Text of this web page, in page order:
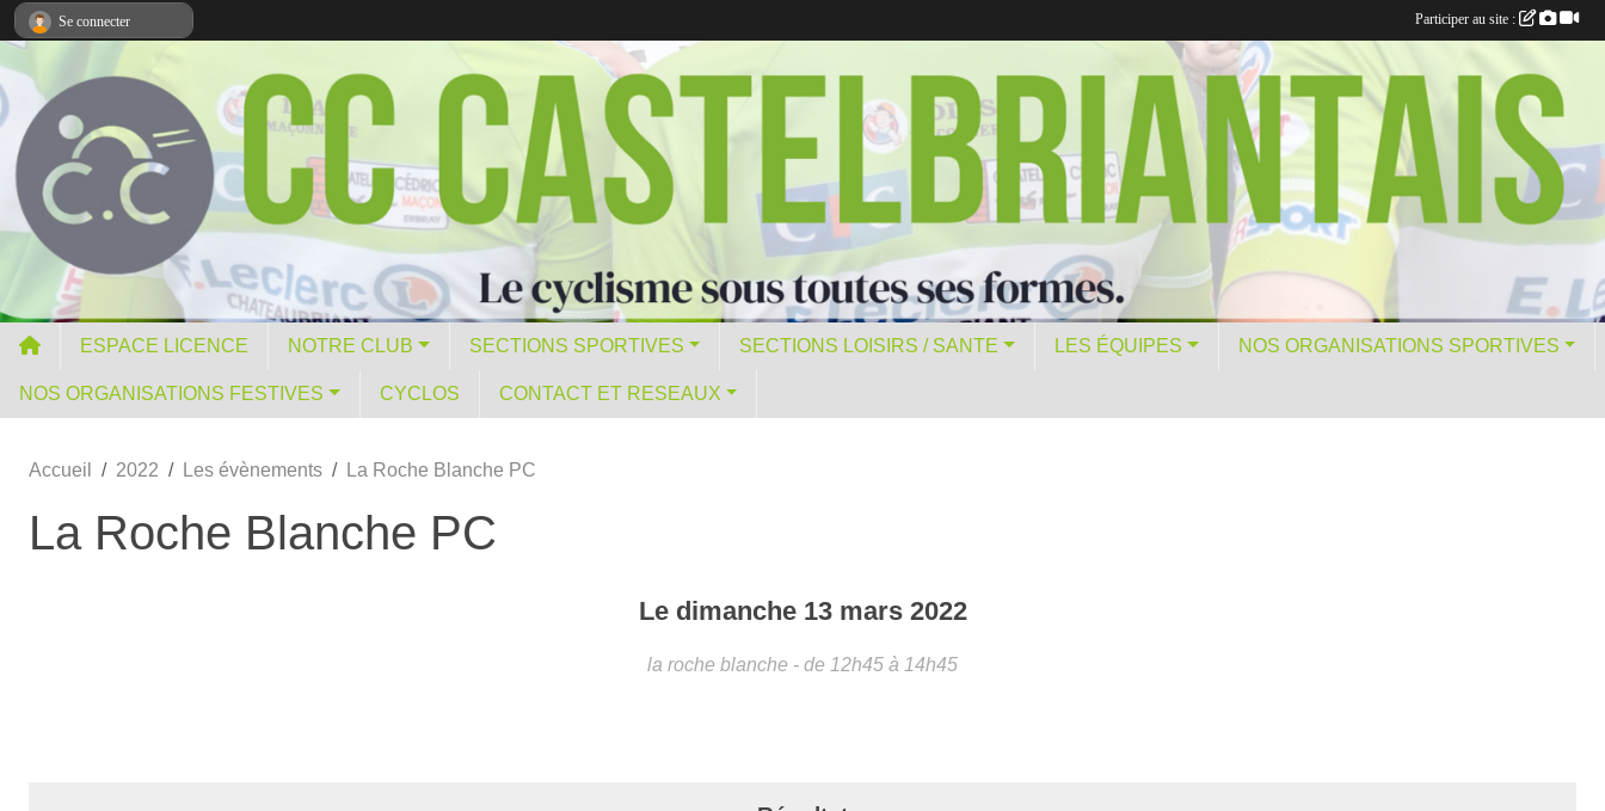
ESPACE LICENCE NOTRE CLUB SECTIONS SPORTIVES SECTIONS LOISIRS / SANTE LES ÉQUIPES NOS ORGANISATIONS SPORTIVES
NOS ORGANISATIONS FESTIVES CYCLOS CONTACT ET RESEAUX
Accueil 2022 Les évènements La Roche Blanche PC
La Roche Blanche PC
Le dimanche 13 mars 2022
la roche blanche - de 12h45 à 14h45
Se connecter Participer au site :
Panneau de gestion des cookies